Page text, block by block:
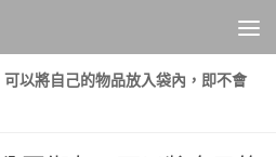
可以將自己的物品放入袋內，即不會